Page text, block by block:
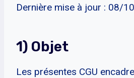
Dernière mise à jour : 08/
1) Objet
Les présentes CGU